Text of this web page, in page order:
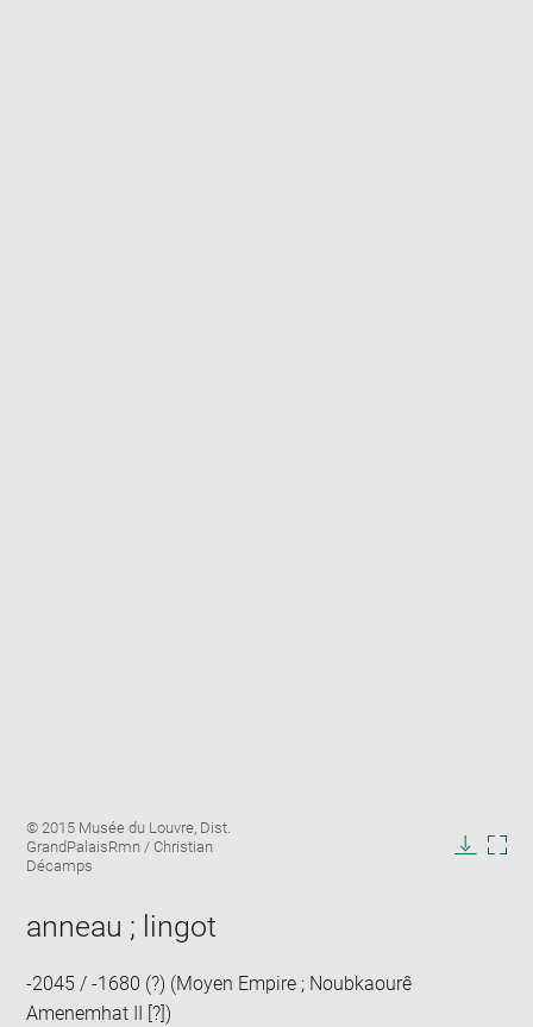
Image
caption:
© 2015 Musée du Louvre, Dist.
GrandPalaisRmn / Christian
Décamps
anneau ; lingot
-2045 / -1680 (?) (Moyen Empire ; Noubkaourê
Amenemhat II [?])